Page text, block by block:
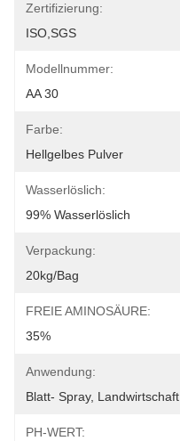
Zertifizierung:
ISO,SGS
Modellnummer:
AA 30
Farbe:
Hellgelbes Pulver
Wasserlöslich:
99% Wasserlöslich
Verpackung:
20kg/bag
FREIE AMINOSÄURE:
35%
Anwendung:
Blatt- Spray, Landwirtschaft
PH-WERT: